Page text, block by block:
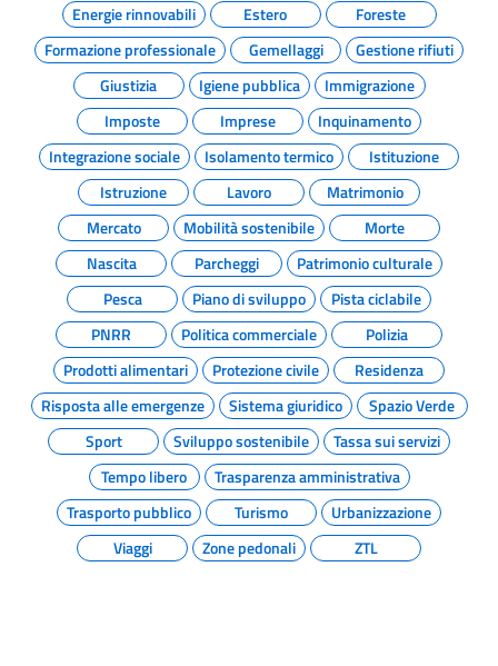
Energie rinnovabili Estero
Foreste
Formazione professionale
Gemellaggi
Gestione rifiuti
Giustizia
Igiene pubblica
Immigrazione
Imposte
Imprese
Inquinamento
Integrazione sociale
Isolamento termico
Istituzione
Istruzione
Lavoro
Matrimonio
Mercato
Mobilità sostenibile
Morte
Nascita
Parcheggi
Patrimonio culturale
Pesca
Piano di sviluppo
Pista ciclabile
PNRR
Politica commerciale
Polizia
Prodotti alimentari
Protezione civile
Residenza
Risposta alle emergenze
Sistema giuridico
Spazio Verde
Sport
Sviluppo sostenibile
Tassa sui servizi
Tempo libero
Trasparenza amministrativa
Trasporto pubblico
Turismo
Urbanizzazione
Viaggi
Zone pedonali ZTL